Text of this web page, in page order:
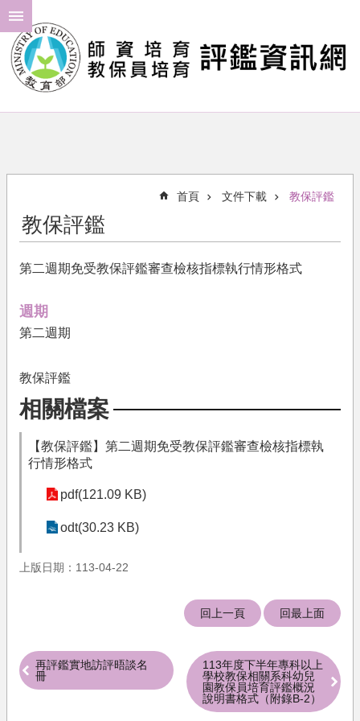
跳到主要內容區塊
進
階
搜
尋
新
年
計
評
鑑
果
文
件
下
相
於
我
首頁 文件下載 教保評鑑
教保評鑑
第二週期免受教保評鑑審查檢核指標執行情形格式
週期
第二週期
教保評鑑
相關檔案
【教保評鑑】第二週期免受教保評鑑審查檢核指標執
行情形格式
pdf(121.09 KB)
odt(30.23 KB)
上版日期：113-04-22
回上一頁 回最上面
再評鑑實地訪評晤談名
冊
113年度下半年專科以上
學校教保相關系科幼兒
園教保員培育評鑑概況
說明書格式（附錄B-2）